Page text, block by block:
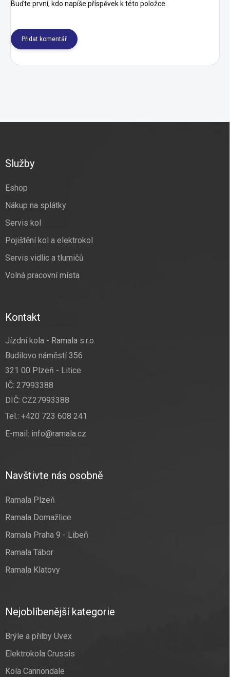
Buďte první, kdo napíše příspěvek k této položce.
Přidat komentář
Služby
Eshop
Nákup na splátky
Servis kol
Pojištění kol a elektrokol
Servis vidlic a tlumičů
Volná pracovní místa
Kontakt
Jízdní kola - Ramala s.r.o.
Budilovo náměstí 356
321 00 Plzeň - Litice
IČ: 27993388
DIČ: CZ27993388
Tel.: +420 723 608 241
E-mail: info@ramala.cz
Navštivte nás osobně
Ramala Plzeň
Ramala Domažlice
Ramala Praha 9 - Libeň
Ramala Tábor
Ramala Klatovy
Nejoblíbenější kategorie
Brýle a přilby Uvex
Elektrokola Crussis
Kola Cannondale